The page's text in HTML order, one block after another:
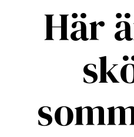
Här